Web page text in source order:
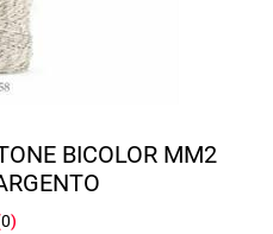
BICOLOR MM2
0)